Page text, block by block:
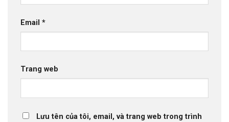
Email *
Trang web
Lưu tên của tôi, email, và trang web trong trình